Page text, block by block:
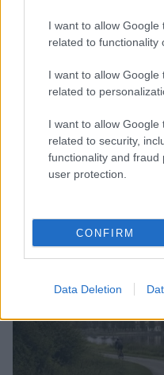
I want to allow Google
related to functionality
I want to allow Google
related to
I want to allow Google
related to security,
functionality and
user protection.
CONFIRM
Data Deletion
Siete árbitros
preliminares de la